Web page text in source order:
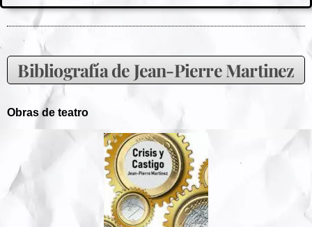
Bibliografía de Jean-Pierre Martinez
Obras de teatro